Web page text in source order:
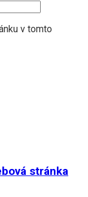
v tomto
stránka